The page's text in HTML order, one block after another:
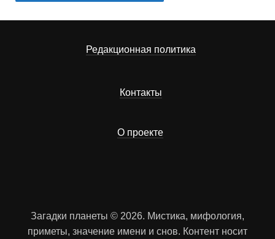
Редакционная политика
Контакты
О проекте
Загадки планеты © 2026. Мистика, мифология,
приметы, значение имени и снов. Контент носит